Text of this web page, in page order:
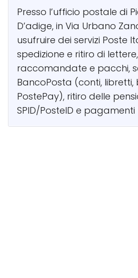
Presso l’ufficio postale di
D’adige, in Via Urbano
usufruire dei servizi Poste
spedizione e ritiro di lettere,
raccomandate e pacchi,
BancoPosta (conti, libretti,
PostePay), ritiro delle
SPID/PosteID e pagamenti